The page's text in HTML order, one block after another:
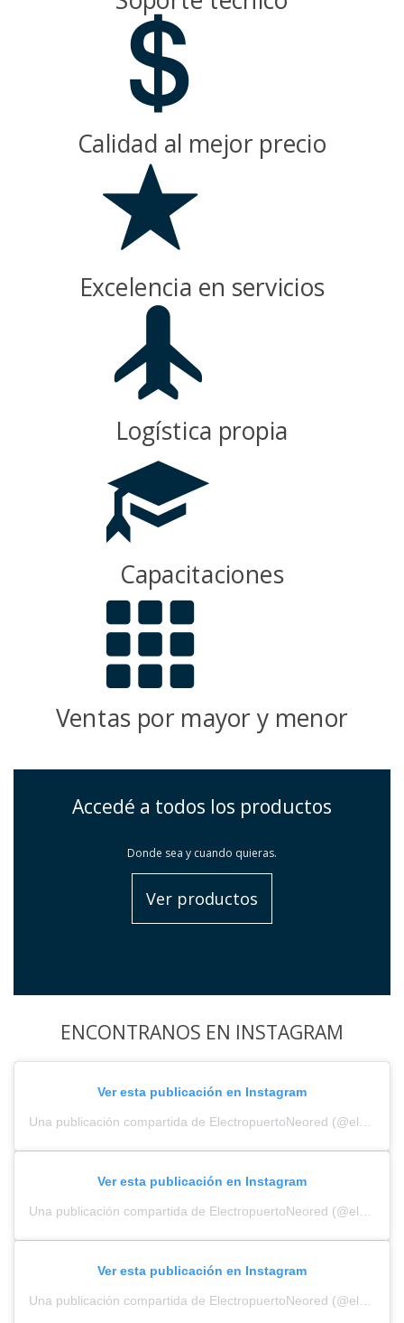
Calidad al mejor precio
Excelencia en servicios
Logística propia
Capacitaciones
Ventas por mayor y menor
Accedé a todos los productos
Donde sea y cuando quieras.
Ver productos
ENCONTRANOS EN INSTAGRAM
Ver esta publicación en Instagram
Ver esta publicación en Instagram
Ver esta publicación en Instagram